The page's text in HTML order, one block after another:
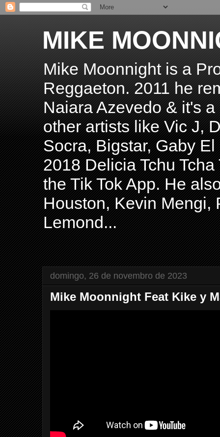
MIKE
Mike Moonnight is a
Reggaeton. 2011 he
Naiara Azevedo & it's
other artists like Vic J,
Socra, Bigstar, Gaby
2018 Delicia Tchu
the Tik Tok App. He
Houston, Kevin Mengi,
Lemond...
domingo, 26 de novembro de 2023
Mike Moonnight Feat Kike y